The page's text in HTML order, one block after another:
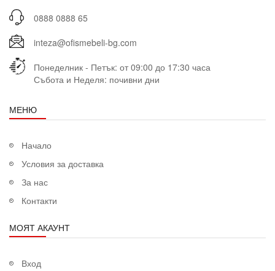
0888 0888 65
inteza@ofismebeli-bg.com
Понеделник - Петък: от 09:00 до 17:30 часа
Събота и Неделя: почивни дни
МЕНЮ
Начало
Условия за доставка
За нас
Контакти
МОЯТ АКАУНТ
Вход